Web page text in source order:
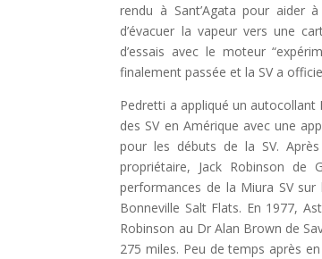
rendu à Sant’Agata pour aider
d’évacuer la vapeur vers une
d’essais avec le moteur
finalement passée et la SV a
Pedretti a appliqué un autocollant
des SV en Amérique avec une
pour les débuts de la SV.
propriétaire, Jack Robinson de
performances de la Miura SV sur
Bonneville Salt Flats. En 1977,
Robinson au Dr Alan Brown de
275 miles. Peu de temps après